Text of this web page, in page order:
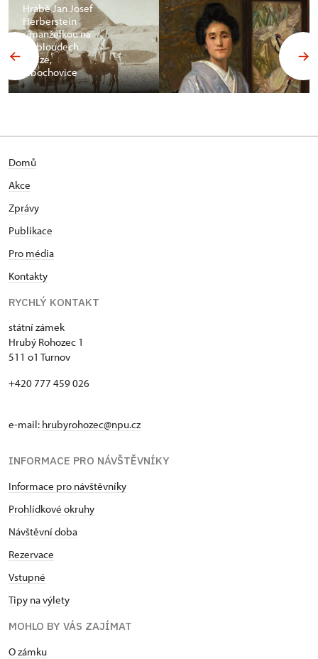
Hrabě Jan Josef
Herberstein
s manželkou na
velbloudech
v Gíze,
Libochovice
Domů
Akce
Zprávy
Publikace
Pro média
Kontakty
RYCHLÝ KONTAKT
státní zámek
Hrubý Rohozec 1
511 o1 Turnov
+420 777 459 026
e-mail: hrubyrohozec@npu.cz
INFORMACE PRO NÁVŠTĚVNÍKY
Informace pro návštěvníky
Prohlídkové okruhy
Návštěvní doba
Rezervace
Vstupné
Tipy na výlety
MOHLO BY VÁS ZAJÍMAT
O zámku